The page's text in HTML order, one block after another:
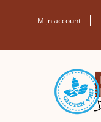
Mijn account